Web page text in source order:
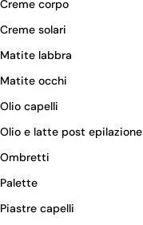
Creme corpo
Creme solari
Matite labbra
Matite occhi
Olio capelli
Olio e latte post epilazione
Ombretti
Palette
Piastre capelli